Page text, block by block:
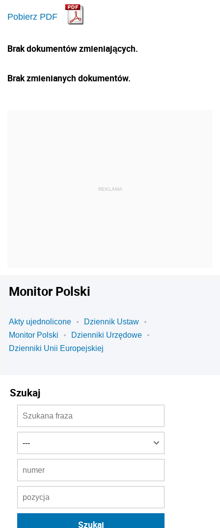
Pobierz PDF
Brak dokumentów zmieniających.
Brak zmienianych dokumentów.
Monitor Polski
Akty ujednolicone
Dziennik Ustaw
Monitor Polski
Dzienniki Urzędowe
Dzienniki Unii Europejskiej
Szukaj